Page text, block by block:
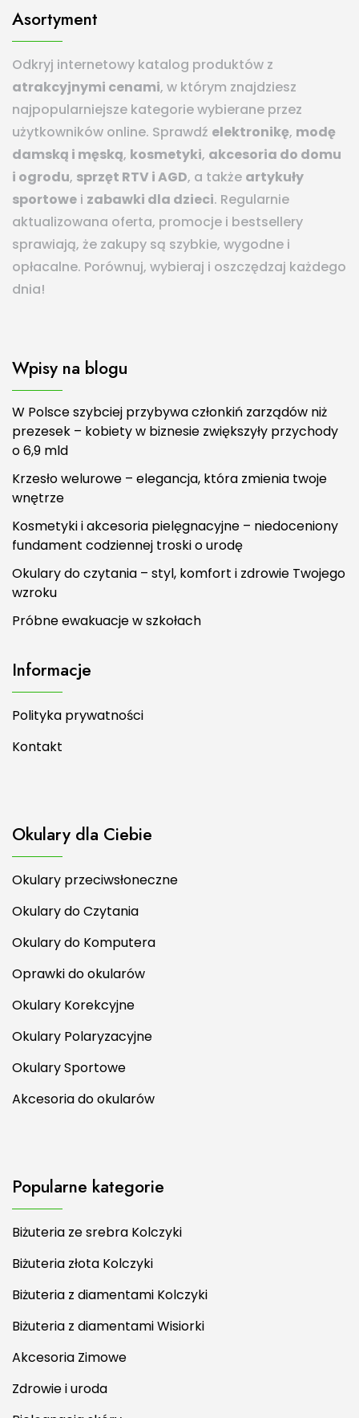
Asortyment
Odkryj internetowy katalog produktów z
atrakcyjnymi cenami, w którym znajdziesz
najpopularniejsze kategorie wybierane przez
użytkowników online. Sprawdź elektronikę, modę
damską i męską, kosmetyki, akcesoria do domu
i ogrodu, sprzęt RTV i AGD, a także artykuły
sportowe i zabawki dla dzieci. Regularnie
aktualizowana oferta, promocje i bestsellery
sprawiają, że zakupy są szybkie, wygodne i
opłacalne. Porównuj, wybieraj i oszczędzaj każdego
dnia!
Wpisy na blogu
W Polsce szybciej przybywa członkiń zarządów niż
prezesek – kobiety w biznesie zwiększyły przychody
o 6,9 mld
Krzesło welurowe – elegancja, która zmienia twoje
wnętrze
Kosmetyki i akcesoria pielęgnacyjne – niedoceniony
fundament codziennej troski o urodę
Okulary do czytania – styl, komfort i zdrowie Twojego
wzroku
Próbne ewakuacje w szkołach
Informacje
Polityka prywatności
Kontakt
Okulary dla Ciebie
Okulary przeciwsłoneczne
Okulary do Czytania
Okulary do Komputera
Oprawki do okularów
Okulary Korekcyjne
Okulary Polaryzacyjne
Okulary Sportowe
Akcesoria do okularów
Popularne kategorie
Biżuteria ze srebra Kolczyki
Biżuteria złota Kolczyki
Biżuteria z diamentami Kolczyki
Biżuteria z diamentami Wisiorki
Akcesoria Zimowe
Zdrowie i uroda